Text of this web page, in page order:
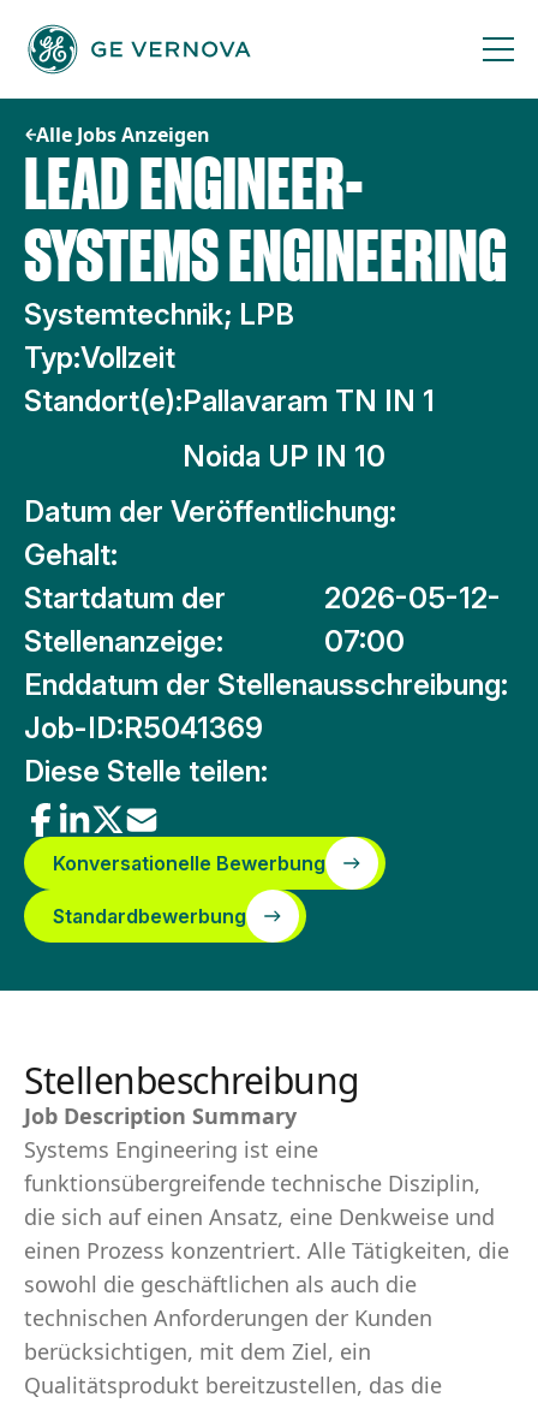
Inhalt
springen
Alle Jobs Anzeigen
LEAD ENGINEER-
SYSTEMS ENGINEERING
Systemtechnik; LPB
Typ:Vollzeit
Standort(e):Pallavaram TN IN 1
Noida UP IN 10
Datum der Veröffentlichung:
Gehalt:
Startdatum der
Stellenanzeige:
2026-05-12-
07:00
Enddatum der Stellenausschreibung:
Job-ID:R5041369
Diese Stelle teilen:
Konversationelle Bewerbung
Standardbewerbung
Stellenbeschreibung
Job Description Summary
Systems Engineering ist eine
funktionsübergreifende technische Disziplin,
die sich auf einen Ansatz, eine Denkweise und
einen Prozess konzentriert. Alle Tätigkeiten, die
sowohl die geschäftlichen als auch die
technischen Anforderungen der Kunden
berücksichtigen, mit dem Ziel, ein
Qualitätsprodukt bereitzustellen, das die